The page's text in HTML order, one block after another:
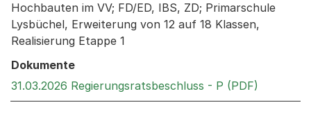
Hochbauten im VV; FD/ED, IBS, ZD; Primarschule
Lysbüchel, Erweiterung von 12 auf 18 Klassen,
Realisierung Etappe 1
Dokumente
31.03.2026 Regierungsratsbeschluss - P (PDF)